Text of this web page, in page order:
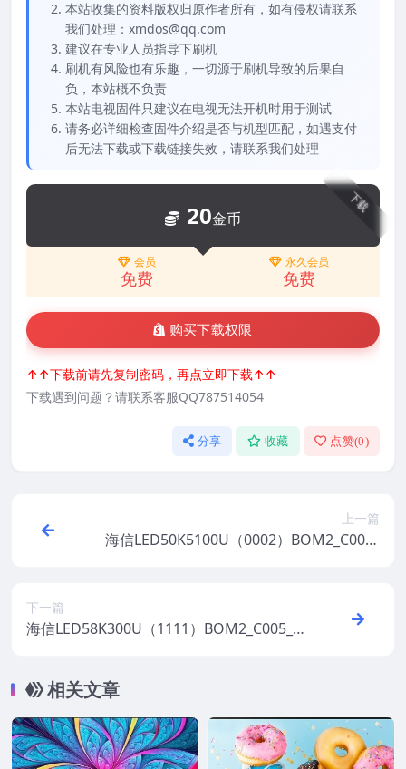
本站收集的资料版权归原作者所有，如有侵权请联系
我们处理：xmdos@qq.com
建议在专业人员指导下刷机
刷机有风险也有乐趣，一切源于刷机导致的后果自
负，本站概不负责
本站电视固件只建议在电视无法开机时用于测试
请务必详细检查固件介绍是否与机型匹配，如遇支付
后无法下载或下载链接失效，请联系我们处理
下载
20金币
会员
免费
永久会员
免费
购买下载权限
↑↑下载前请先复制密码，再点立即下载↑↑
下载遇到问题？请联系客服QQ787514054
分享 收藏 点赞(0)
上一篇
海信LED50K5100U（0002）BOM2_C005_
下一篇
海信LED58K300U（1111）BOM2_C005_2
相关文章